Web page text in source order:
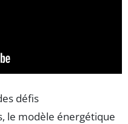
défis
le modèle énergétique